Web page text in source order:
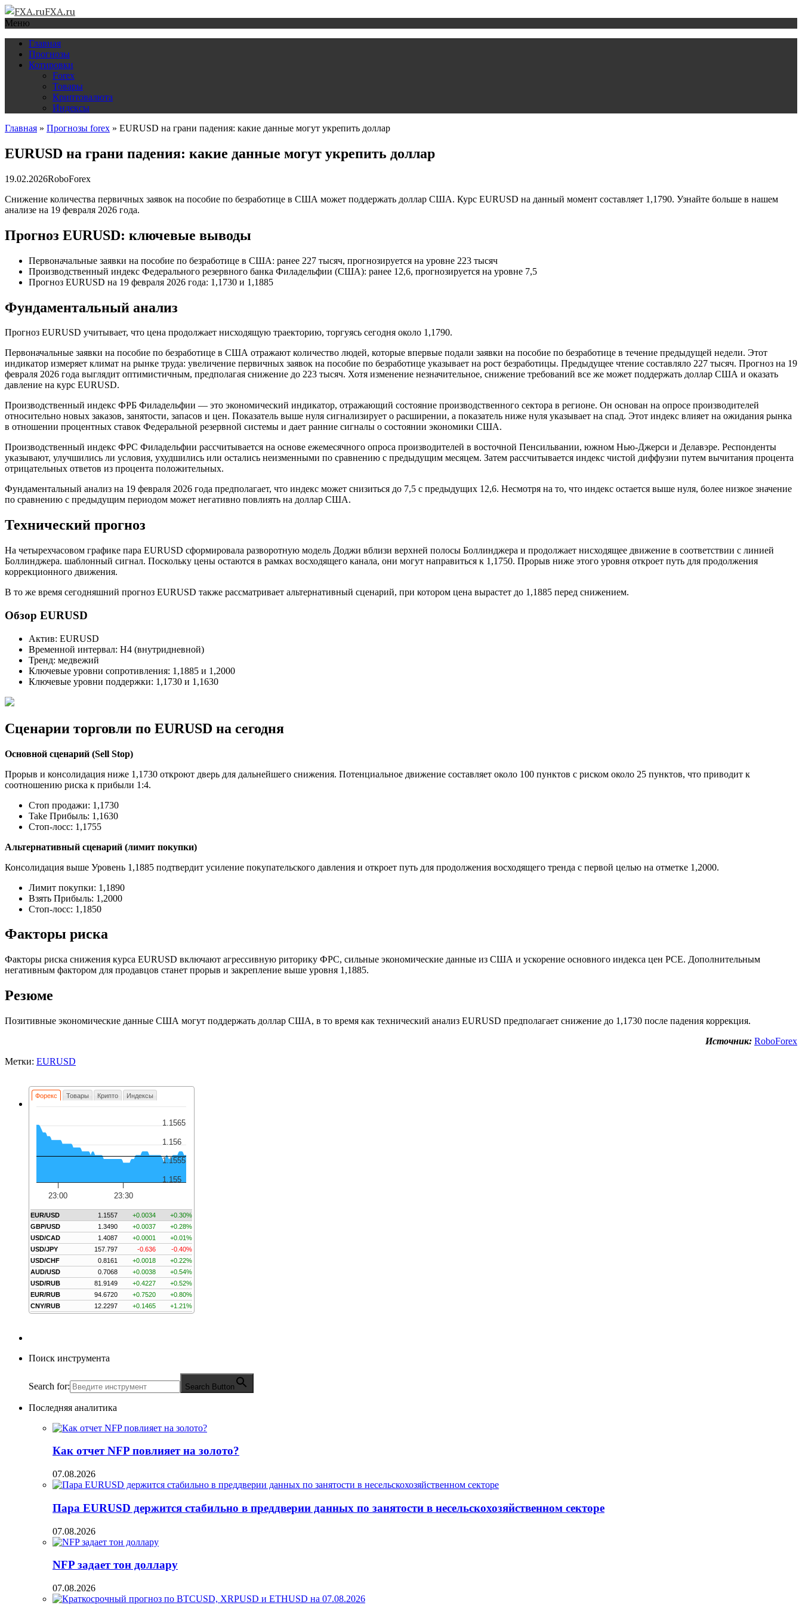
FXA.ru
Меню
Главная
Прогнозы
Котировки
Forex
Товары
Криптовалюта
Индексы
Главная » Прогнозы forex » EURUSD на грани падения: какие данные могут укрепить доллар
EURUSD на грани падения: какие данные могут укрепить доллар
19.02.2026RoboForex
Снижение количества первичных заявок на пособие по безработице в США может поддержать доллар США. Курс EURUSD на данный момент составляет 1,1790. Узнайте больше в нашем
анализе на 19 февраля 2026 года.
Прогноз EURUSD: ключевые выводы
Первоначальные заявки на пособие по безработице в США: ранее 227 тысяч, прогнозируется на уровне 223 тысяч
Производственный индекс Федерального резервного банка Филадельфии (США): ранее 12,6, прогнозируется на уровне 7,5
Прогноз EURUSD на 19 февраля 2026 года: 1,1730 и 1,1885
Фундаментальный анализ
Прогноз EURUSD учитывает, что цена продолжает нисходящую траекторию, торгуясь сегодня около 1,1790.
Первоначальные заявки на пособие по безработице в США отражают количество людей, которые впервые подали заявки на пособие по безработице в течение предыдущей недели. Этот
индикатор измеряет климат на рынке труда: увеличение первичных заявок на пособие по безработице указывает на рост безработицы. Предыдущее чтение составляло 227 тысяч. Прогноз на 19
февраля 2026 года выглядит оптимистичным, предполагая снижение до 223 тысяч. Хотя изменение незначительное, снижение требований все же может поддержать доллар США и оказать
давление на курс EURUSD.
Производственный индекс ФРБ Филадельфии — это экономический индикатор, отражающий состояние производственного сектора в регионе. Он основан на опросе производителей
относительно новых заказов, занятости, запасов и цен. Показатель выше нуля сигнализирует о расширении, а показатель ниже нуля указывает на спад. Этот индекс влияет на ожидания рынка
в отношении процентных ставок Федеральной резервной системы и дает ранние сигналы о состоянии экономики США.
Производственный индекс ФРС Филадельфии рассчитывается на основе ежемесячного опроса производителей в восточной Пенсильвании, южном Нью-Джерси и Делавэре. Респонденты
указывают, улучшились ли условия, ухудшились или остались неизменными по сравнению с предыдущим месяцем. Затем рассчитывается индекс чистой диффузии путем вычитания процента
отрицательных ответов из процента положительных.
Фундаментальный анализ на 19 февраля 2026 года предполагает, что индекс может снизиться до 7,5 с предыдущих 12,6. Несмотря на то, что индекс остается выше нуля, более низкое значение
по сравнению с предыдущим периодом может негативно повлиять на доллар США.
Технический прогноз
На четырехчасовом графике пара EURUSD сформировала разворотную модель Доджи вблизи верхней полосы Боллинджера и продолжает нисходящее движение в соответствии с линией
Боллинджера. шаблонный сигнал. Поскольку цены остаются в рамках восходящего канала, они могут направиться к 1,1750. Прорыв ниже этого уровня откроет путь для продолжения
коррекционного движения.
В то же время сегодняшний прогноз EURUSD также рассматривает альтернативный сценарий, при котором цена вырастет до 1,1885 перед снижением.
Обзор EURUSD
Актив: EURUSD
Временной интервал: H4 (внутридневной)
Тренд: медвежий
Ключевые уровни сопротивления: 1,1885 и 1,2000
Ключевые уровни поддержки: 1,1730 и 1,1630
Сценарии торговли по EURUSD на сегодня
Основной сценарий (Sell Stop)
Прорыв и консолидация ниже 1,1730 откроют дверь для дальнейшего снижения. Потенциальное движение составляет около 100 пунктов с риском около 25 пунктов, что приводит к
соотношению риска к прибыли 1:4.
Стоп продажи: 1,1730
Take Прибыль: 1,1630
Стоп-лосс: 1,1755
Альтернативный сценарий (лимит покупки)
Консолидация выше Уровень 1,1885 подтвердит усиление покупательского давления и откроет путь для продолжения восходящего тренда с первой целью на отметке 1,2000.
Лимит покупки: 1,1890
Взять Прибыль: 1,2000
Стоп-лосс: 1,1850
Факторы риска
Факторы риска снижения курса EURUSD включают агрессивную риторику ФРС, сильные экономические данные из США и ускорение основного индекса цен PCE. Дополнительным
негативным фактором для продавцов станет прорыв и закрепление выше уровня 1,1885.
Резюме
Позитивные экономические данные США могут поддержать доллар США, в то время как технический анализ EURUSD предполагает снижение до 1,1730 после падения коррекция.
Источник: RoboForex
Метки: EURUSD
Форекс Товары Крипто Индексы
23:00 23:30
1.155
1.1555
1.156
1.1565
EUR/USD 1.1557 +0.0034
+0.30%
GBP/USD
1.3490 +0.0037
+0.28%
USD/CAD
1.4087 +0.0001
+0.01%
USD/JPY
157.797 -0.636
-0.40%
USD/CHF
0.8161 +0.0018
+0.22%
AUD/USD
0.7068 +0.0038
+0.54%
USD/RUB
81.9149 +0.4227
+0.52%
EUR/RUB
94.6720 +0.7520
+0.80%
CNY/RUB
12.2297 +0.1465 +1.21%
Поиск инструмента
Search for: Search Button
Последняя аналитика
Как отчет NFP повлияет на золото?
07.08.2026
Пара EURUSD держится стабильно в преддверии данных по занятости в несельскохозяйственном секторе
07.08.2026
NFP задает тон доллару
07.08.2026